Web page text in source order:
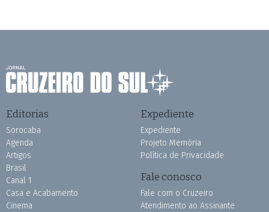
Editorias
Sorocaba
Agenda
Artigos
Brasil
Canal 1
Casa e Acabamento
Cinema
Expediente
Expediente
Projeto Memória
Política de Privacidade
Fale conosco
Fale com o Cruzeiro
Atendimento ao Assinante